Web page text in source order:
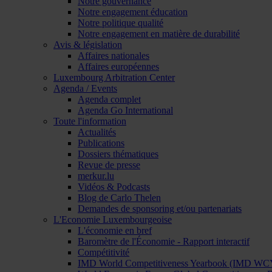
Notre engagement éducation
Notre politique qualité
Notre engagement en matière de durabilité
Avis & législation
Affaires nationales
Affaires européennes
Luxembourg Arbitration Center
Agenda / Events
Agenda complet
Agenda Go International
Toute l'information
Actualités
Publications
Dossiers thématiques
Revue de presse
merkur.lu
Vidéos & Podcasts
Blog de Carlo Thelen
Demandes de sponsoring et/ou partenariats
L'Economie Luxembourgeoise
L'économie en bref
Baromètre de l'Économie - Rapport interactif
Compétitivité
IMD World Competitiveness Yearbook (IMD